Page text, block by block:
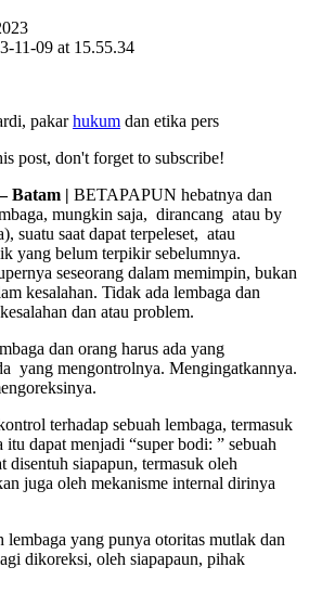
pakarhukum dan etika pers
post, don't forget to subscribe!
Batam | BETAPAPUN hebatnya dan
mungkin saja, dirancang atau by
suatu saat dapat terpeleset, atau
yang belum terpikir sebelumnya.
seseorang dalam memimpin, bukan
kesalahan. Tidak ada lembaga dan
dan atau problem.
dan orang harus ada yang
yang mengontrolnya. Mengingatkannya.
terhadap sebuah lembaga, termasuk
dapat menjadi “super bodi: ” sebuah
disentuh siapapun, termasuk oleh
juga oleh mekanisme internal dirinya
lembaga yang punya otoritas mutlak dan
dikoreksi, oleh siapapaun, pihak